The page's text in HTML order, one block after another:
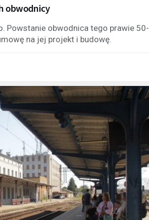
obwodnicy
Powstanie obwodnica tego prawie 50-
na jej projekt i budowę.